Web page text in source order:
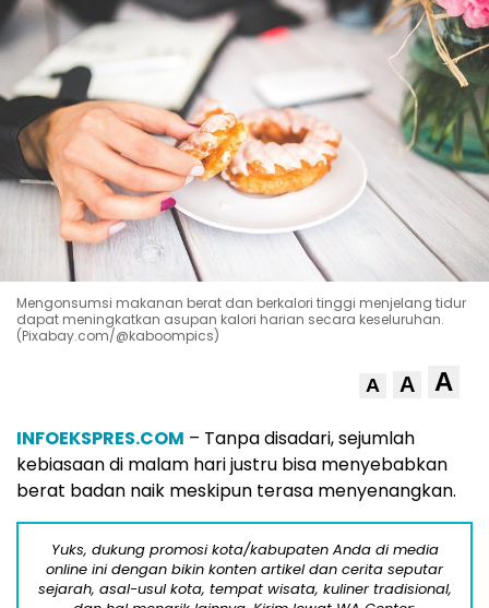
Mengonsumsi makanan berat dan berkalori tinggi menjelang tidur
dapat meningkatkan asupan kalori harian secara keseluruhan.
(Pixabay.com/@kaboompics)
A A A
INFOEKSPRES.COM – Tanpa disadari, sejumlah
kebiasaan di malam hari justru bisa menyebabkan
berat badan naik meskipun terasa menyenangkan.
Yuks, dukung promosi kota/kabupaten Anda di media
online ini dengan bikin konten artikel dan cerita seputar
sejarah, asal-usul kota, tempat wisata, kuliner tradisional,